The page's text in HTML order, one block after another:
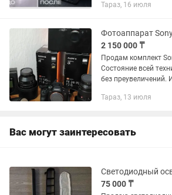
снимки на телефон
Тараз, 16 июля
2 150 000 ₸
Продам комплект
Состояние всей
без преувеличений.
родных коробках с
Тараз, 13 июля
Вас могут заинтересовать
75 000 ₸